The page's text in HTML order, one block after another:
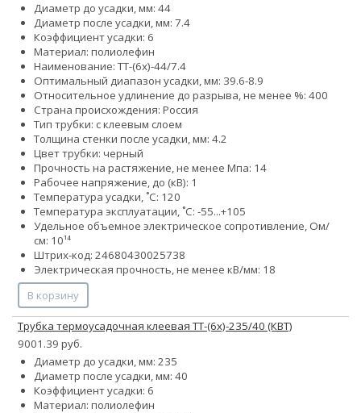
Диаметр до усадки, мм: 44
Диаметр после усадки, мм: 7.4
Коэффициент усадки: 6
Материал: полиолефин
Наименование: ТТ-(6х)-44/7.4
Оптимальный диапазон усадки, мм: 39.6-8.9
Относительное удлинение до разрыва, не менее %: 400
Страна происхождения: Россия
Тип трубки: с клеевым слоем
Толщина стенки после усадки, мм: 4.2
Цвет трубки: черный
Прочность на растяжение, не менее Мпа: 14
Рабочее напряжение, до (кВ): 1
Температура усадки, ˚С: 120
Температура эксплуатации, ˚С: -55...+105
Удельное объемное электрическое сопротивление, Ом/
см: 10¹⁴
Штрих-код: 24680430025738
Электрическая прочность, не менее кВ/мм: 18
В корзину
Трубка термоусадочная клеевая ТТ-(6х)-235/40 (КВТ)
9001.39 руб.
Диаметр до усадки, мм: 235
Диаметр после усадки, мм: 40
Коэффициент усадки: 6
Материал: полиолефин